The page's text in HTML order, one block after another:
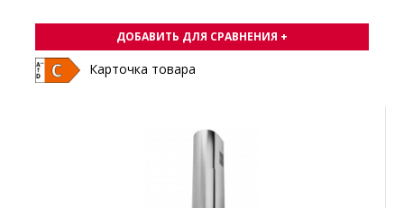
ДОБАВИТЬ ДЛЯ СРАВНЕНИЯ +
Карточка товара